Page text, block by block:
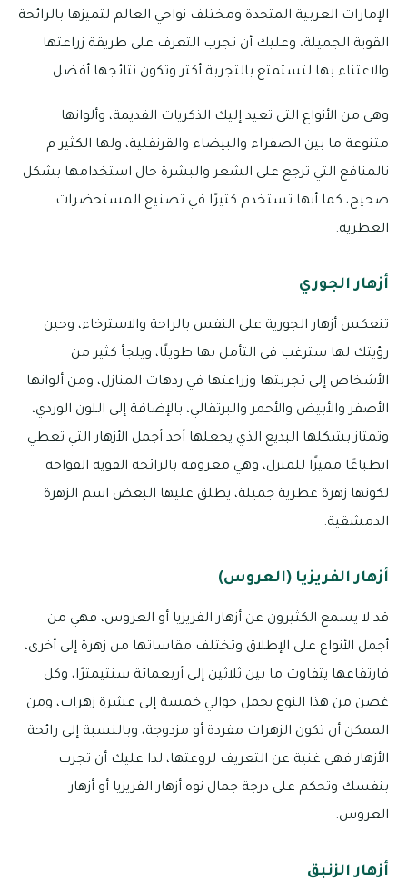
الإمارات العربية المتحدة ومختلف نواحي العالم لتميزها بالرائحة
القوية الجميلة، وعليك أن تجرب التعرف على طريقة زراعتها
والاعتناء بها لتستمتع بالتجربة أكثر وتكون نتائجها أفضل.
وهي من الأنواع التي تعيد إليك الذكريات القديمة، وألوانها
متنوعة ما بين الصفراء والبيضاء والقرنفلية، ولها الكثير م
نالمنافع التي ترجع على الشعر والبشرة حال استخدامها بشكل
صحيح، كما أنها تستخدم كثيرًا في تصنيع المستحضرات
العطرية.
أزهار الجوري
تنعكس أزهار الجورية على النفس بالراحة والاسترخاء، وحين
رؤيتك لها سترغب في التأمل بها طويلًا، ويلجأ كثير من
الأشخاص إلى تجربتها وزراعتها في ردهات المنازل، ومن ألوانها
الأصفر والأبيض والأحمر والبرتقالي، بالإضافة إلى اللون الوردي،
وتمتاز بشكلها البديع الذي يجعلها أحد أجمل الأزهار التي تعطي
انطباعًا مميزًا للمنزل، وهي معروفة بالرائحة القوية الفواحة
لكونها زهرة عطرية جميلة، يطلق عليها البعض اسم الزهرة
الدمشقية.
أزهار الفريزيا (العروس)
قد لا يسمع الكثيرون عن أزهار الفريزيا أو العروس، فهي من
أجمل الأنواع على الإطلاق وتختلف مقاساتها من زهرة إلى أخرى،
فارتفاعها يتفاوت ما بين ثلاثين إلى أربعمائة سنتيمترًا، وكل
غصن من هذا النوع يحمل حوالي خمسة إلى عشرة زهرات، ومن
الممكن أن تكون الزهرات مفردة أو مزدوجة، وبالنسبة إلى رائحة
الأزهار فهي غنية عن التعريف لروعتها، لذا عليك أن تجرب
بنفسك وتحكم على درجة جمال نوه أزهار الفريزيا أو أزهار
العروس.
أزهار الزنبق